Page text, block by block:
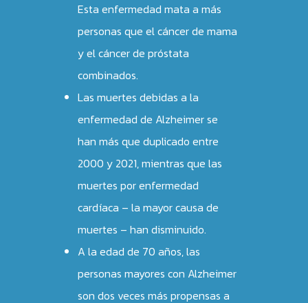
Esta enfermedad mata a más
personas que el cáncer de mama
y el cáncer de próstata
combinados.
Las muertes debidas a la
enfermedad de Alzheimer se
han más que duplicado entre
2000 y 2021, mientras que las
muertes por enfermedad
cardíaca – la mayor causa de
muertes – han disminuido.
A la edad de 70 años, las
personas mayores con Alzheimer
son dos veces más propensas a
HOME
PRODUCTOS
SERAS
BLOG